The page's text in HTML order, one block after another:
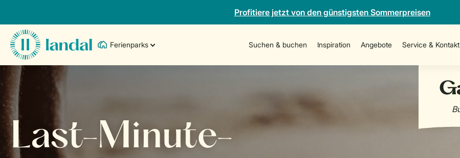
Profitiere jetzt von den günstigsten Sommerpreisen
Ferienparks Suchen & buchen Inspiration Angebote Service & Kontakt
Last-Minute-